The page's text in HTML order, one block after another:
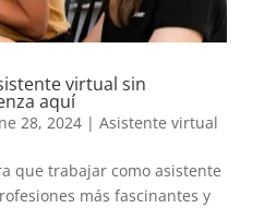
virtual sin
aquí
28, 2024| Asistente virtual
que trabajar como asistente
más fascinantes y